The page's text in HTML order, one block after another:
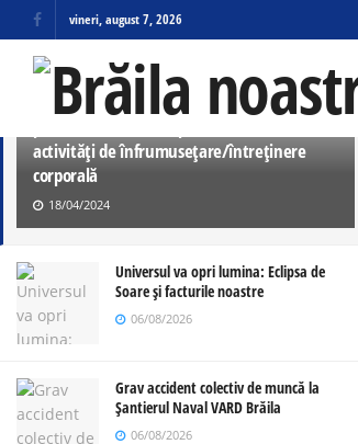
ULTIMELE TRENDING
ANAF a publicat Ghidul privind tratamentul
fiscal aplicabil veniturilor obținute de
activități de înfrumusețare/întreținere
corporală
18/04/2024
Universul va opri lumina: Eclipsa de
Soare și facturile noastre
06/08/2026
Grav accident colectiv de muncă la
Șantierul Naval VARD Brăila
06/08/2026
vineri, august 7, 2026